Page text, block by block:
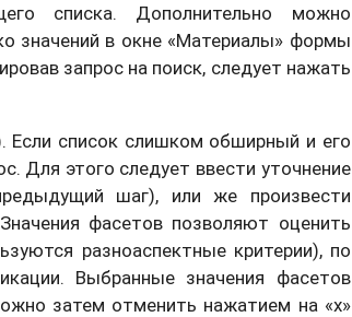
списка. Дополнительно можно
значений в окне «Материалы» формы
запрос на поиск, следует нажать
Если список слишком обширный и его
Для этого следует ввести уточнение
шаг), или же произвести
фасетов позволяют оценить
разноаспектные критерии), по
Выбранные значения фасетов
затем отменить нажатием на «х»